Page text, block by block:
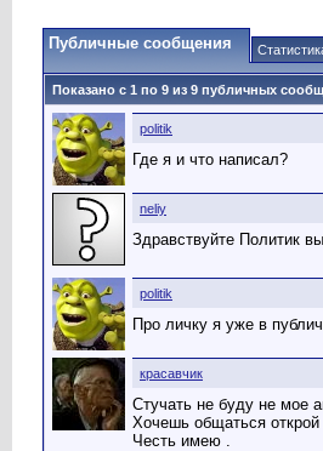
Публичные сообщения
Показано с 1 по 9 из 9 публичных
politik
Где я и что написал?
neliy
Здравствуйте Политик
politik
Про личку я уже в
красавчик
Стучать не буду не мое
Хочешь общаться открой
Честь имею .